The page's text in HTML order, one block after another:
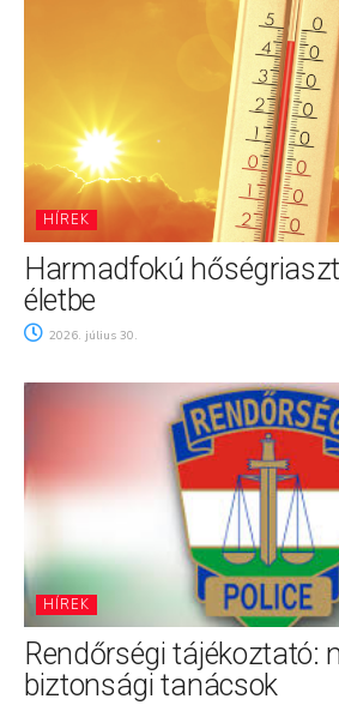
HÍREK
Harmadfokú
életbe
2026. július 30.
HÍREK
Rendőrségi tájékoztató:
biztonsági tanácsok